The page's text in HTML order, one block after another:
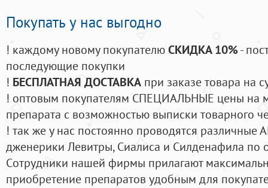
Покупать у нас выгодно
! каждому новому покупателюСКИДКА 10%-
последующие покупки
! БЕСПЛАТНАЯ ДОСТАВКА при заказе товара на
! оптовым покупателям СПЕЦИАЛЬНЫЕ цены на
препарата с возможностью выписки товарного
! так же у нас постоянно проводятся
дженерики Левитры, Сиалиса и Силденафила по
Cотрудники нашей фирмы прилагают
приобретение препаратов удобным для